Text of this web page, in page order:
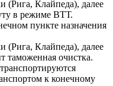
(Рига, Клайпеда), далее
в режиме ВТТ.
пункте назначения
(Рига, Клайпеда), далее
таможенная очистка.
к конечному